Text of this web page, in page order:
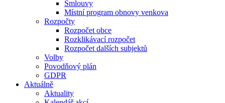
Smlouvy
Místní program obnovy venkova
Rozpočty
Rozpočet obce
Rozklikávací rozpočet
Rozpočet dalších subjektů
Volby
Povodňový plán
GDPR
Aktuálně
Aktuality